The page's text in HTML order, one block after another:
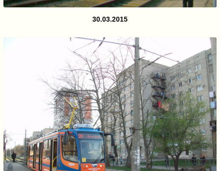
30.03.2015